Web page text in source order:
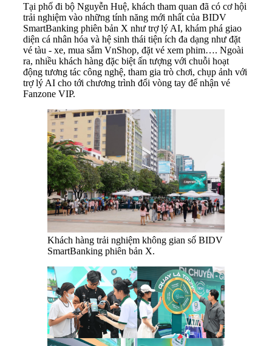
Tại phố đi bộ Nguyễn Huệ, khách tham quan đã có cơ hội
trải nghiệm vào những tính năng mới nhất của BIDV
SmartBanking phiên bản X như trợ lý AI, khám phá giao
diện cá nhân hóa và hệ sinh thái tiện ích đa dạng như đặt
vé tàu - xe, mua sắm VnShop, đặt vé xem phim…. Ngoài
ra, nhiều khách hàng đặc biệt ấn tượng với chuỗi hoạt
động tương tác công nghệ, tham gia trò chơi, chụp ảnh với
trợ lý AI cho tới chương trình đổi vòng tay để nhận vé
Fanzone VIP.
Khách hàng trải nghiệm không gian số BIDV
SmartBanking phiên bản X.